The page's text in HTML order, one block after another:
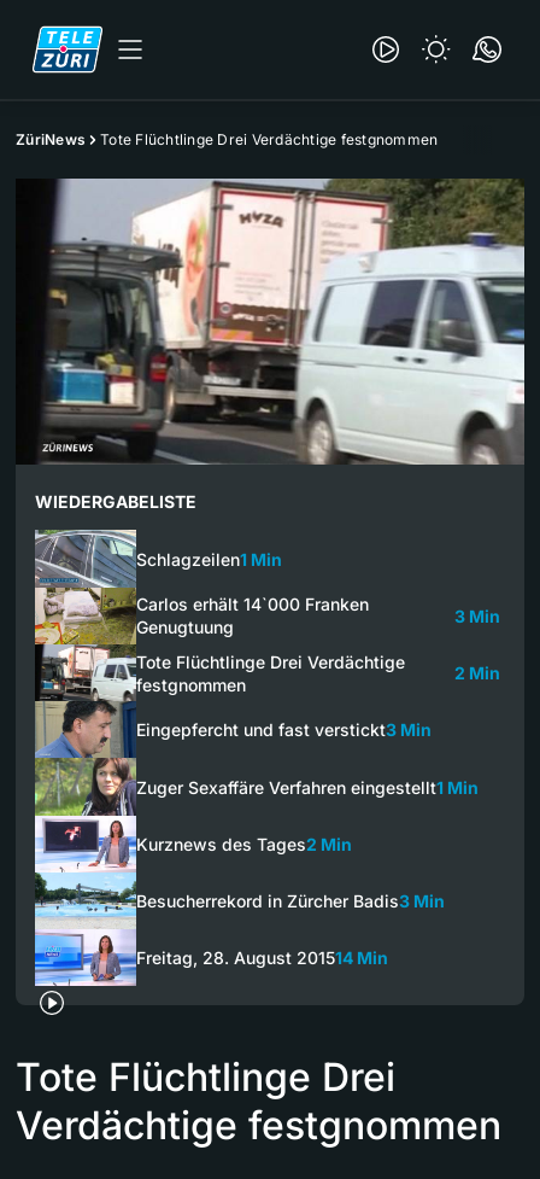
ZüriNews Tote Flüchtlinge Drei Verdächtige festgnommen
WIEDERGABELISTE
Schlagzeilen1 Min
Carlos erhält 14`000 Franken
Genugtuung
3 Min
Tote Flüchtlinge Drei Verdächtige
festgnommen
2 Min
Eingepfercht und fast verstickt3 Min
Zuger Sexaffäre Verfahren eingestellt1 Min
Kurznews des Tages2 Min
Besucherrekord in Zürcher Badis3 Min
Freitag, 28. August 201514 Min
Tote Flüchtlinge Drei
Verdächtige festgnommen